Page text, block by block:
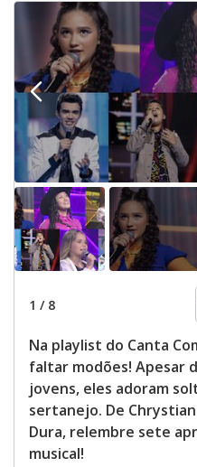
1 / 8
Na playlist do Canta
faltar modões! Apesar
jovens, eles adoram
sertanejo. De
Dura, relembre sete
musical!